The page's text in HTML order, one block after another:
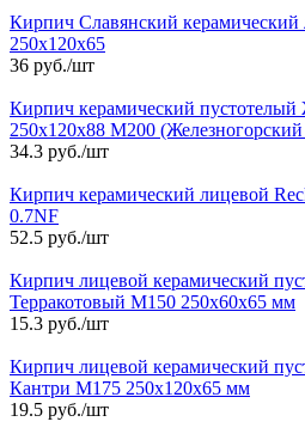
Кирпич Славянский керамический
250х120х65
36 руб./шт
Кирпич керамический
250х120х88 М200
34.3 руб./шт
Кирпич керамический лицевой
0.7NF
52.5 руб./шт
Кирпич лицевой керамический
Терракотовый М150 250х60х65 мм
15.3 руб./шт
Кирпич лицевой керамический
Кантри М175 250х120х65 мм
19.5 руб./шт